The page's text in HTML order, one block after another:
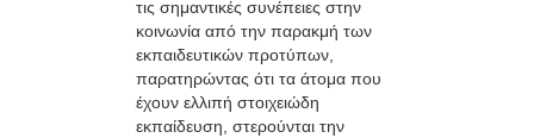
τις σημαντικές συνέπειες στην
κοινωνία από την παρακμή των
εκπαιδευτικών προτύπων,
παρατηρώντας ότι τα άτομα που
έχουν ελλιπή στοιχειώδη
εκπαίδευση, στερούνται την